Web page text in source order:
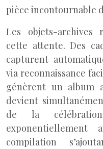
pièce incontournable
Les objets-archives
cette attente. Des
capturent
via reconnaissance
génèrent un album
devient
de la
exponentiellement
compilation